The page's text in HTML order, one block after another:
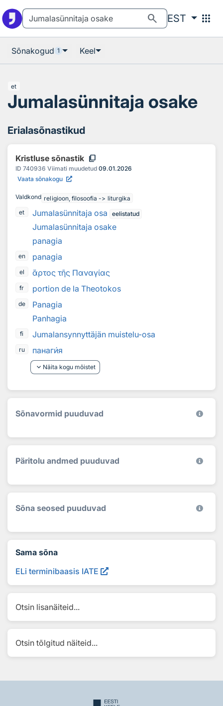
search EST apps
Sõnakogud 1 Keel
et
Jumalasünnitaja osake
Erialasõnastikud
Kristluse sõnastik content_copy
ID 740936 Viimati muudetud 09.01.2026
Vaata sõnakogu
Valdkond religioon, filosoofia -> liturgika
et
Jumalasünnitaja osa eelistatud
Jumalasünnitaja osake
panagia
en panagia
el ἄρτος τῆς Παναγίας
fr portion de la Theotokos
de
Panagia
Panhagia
fi Jumalansynnyttäjän muistelu-osa
ru панагия
keyboard_arrow_down Näita kogu mõistet
Sõnavormid puuduvad
Päritolu andmed puuduvad
Sõna seosed puuduvad
Sama sõna
ELi terminibaasis IATE
Otsin lisanäiteid...
Otsin tõlgitud näiteid...